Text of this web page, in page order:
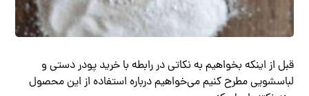
قبل از اینکه بخواهیم به نکاتی در رابطه با خرید پودر دستی و
لباسشویی مطرح کنیم می‌خواهیم درباره استفاده از این محصول